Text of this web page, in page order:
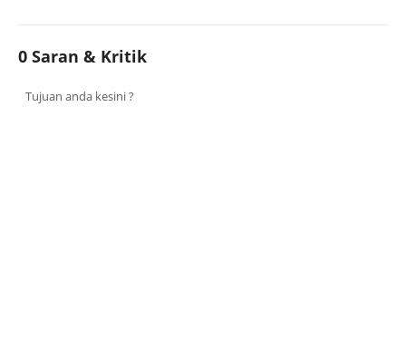
0 Saran & Kritik
Tujuan anda kesini ?